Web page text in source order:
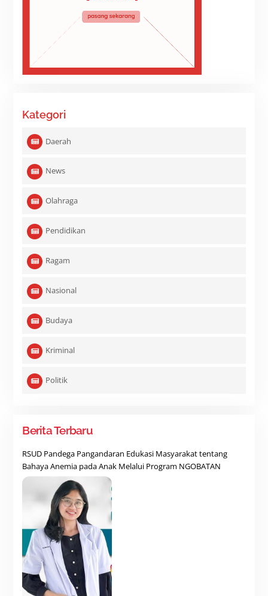
Kategori
Daerah
News
Olahraga
Pendidikan
Ragam
Nasional
Budaya
Kriminal
Politik
Berita Terbaru
RSUD Pandega Pangandaran Edukasi Masyarakat tentang
Bahaya Anemia pada Anak Melalui Program NGOBATAN